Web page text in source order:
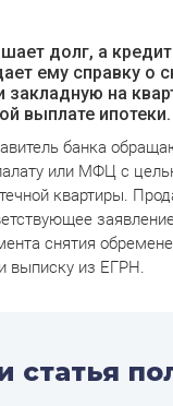
долг, а
ему справку о
закладную на
выплате ипотеки.
банка
или МФЦ с
квартиры.
снятия
выписку из ЕГРН.
статья